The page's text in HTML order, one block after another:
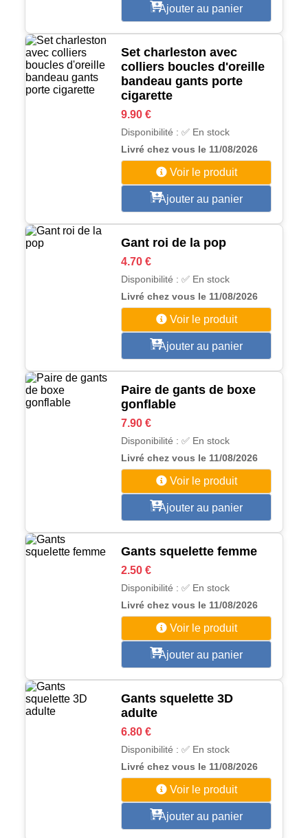
Ajouter au panier
Set charleston avec
colliers boucles d'oreille
bandeau gants porte
cigarette
9.90 €
Disponibilité : ✅ En stock
Livré chez vous le 11/08/2026
Voir le produit
Ajouter au panier
Gant roi de la pop
4.70 €
Disponibilité : ✅ En stock
Livré chez vous le 11/08/2026
Voir le produit
Ajouter au panier
Paire de gants de boxe
gonflable
7.90 €
Disponibilité : ✅ En stock
Livré chez vous le 11/08/2026
Voir le produit
Ajouter au panier
Gants squelette femme
2.50 €
Disponibilité : ✅ En stock
Livré chez vous le 11/08/2026
Voir le produit
Ajouter au panier
Gants squelette 3D
adulte
6.80 €
Disponibilité : ✅ En stock
Livré chez vous le 11/08/2026
Voir le produit
Ajouter au panier